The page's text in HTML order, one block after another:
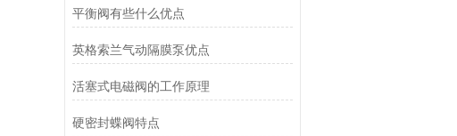
平衡阀有些什么优点
英格索兰气动隔膜泵优点
活塞式电磁阀的工作原理
硬密封蝶阀特点